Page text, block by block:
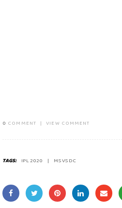
0 COMMENT | VIEW COMMENT
TAGS: IPL 2020 MS VS DC